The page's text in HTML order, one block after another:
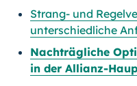
Strang- und
unterschiedliche
Nachträgliche
in der Allianz-